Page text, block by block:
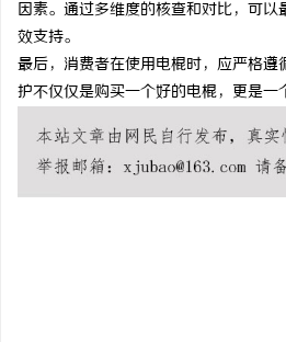
因素。通过多维度的核查和对比，可
效支持。
最后，消费者在使用电棍时，应严格
护不仅仅是购买一个好的电棍，更是